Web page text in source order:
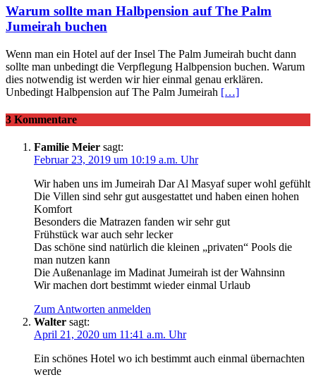
Warum sollte man Halbpension auf The Palm
Jumeirah buchen
Wenn man ein Hotel auf der Insel The Palm Jumeirah bucht dann
sollte man unbedingt die Verpflegung Halbpension buchen. Warum
dies notwendig ist werden wir hier einmal genau erklären.
Unbedingt Halbpension auf The Palm Jumeirah […]
3 Kommentare
Familie Meier sagt:
Februar 23, 2019 um 10:19 a.m. Uhr
Wir haben uns im Jumeirah Dar Al Masyaf super wohl gefühlt
Die Villen sind sehr gut ausgestattet und haben einen hohen
Komfort
Besonders die Matrazen fanden wir sehr gut
Frühstück war auch sehr lecker
Das schöne sind natürlich die kleinen „privaten“ Pools die
man nutzen kann
Die Außenanlage im Madinat Jumeirah ist der Wahnsinn
Wir machen dort bestimmt wieder einmal Urlaub
Zum Antworten anmelden
Walter sagt:
April 21, 2020 um 11:41 a.m. Uhr
Ein schönes Hotel wo ich bestimmt auch einmal übernachten
werde